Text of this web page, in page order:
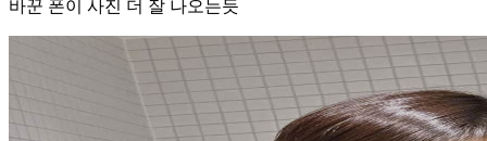
바꾼 폰이 사진 더 잘 나오는듯